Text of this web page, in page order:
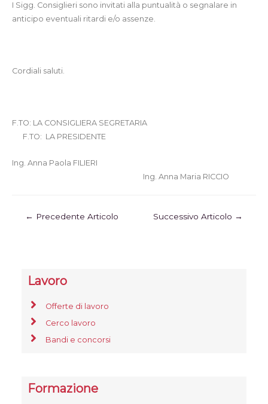
I Sigg. Consiglieri sono invitati alla puntualità o segnalare in
anticipo eventuali ritardi e/o assenze.
Cordiali saluti.
F.TO: LA CONSIGLIERA SEGRETARIA
F.TO: LA PRESIDENTE
Ing. Anna Paola FILIERI
Ing. Anna Maria RICCIO
← Precedente Articolo Successivo Articolo →
Lavoro
Offerte di lavoro
Cerco lavoro
Bandi e concorsi
Formazione